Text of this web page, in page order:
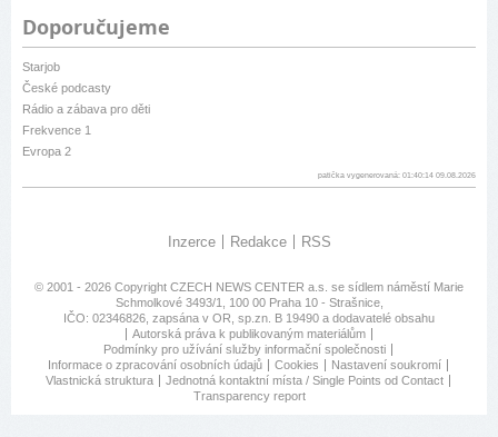
Doporučujeme
Starjob
České podcasty
Rádio a zábava pro děti
Frekvence 1
Evropa 2
patička vygenerovaná: 01:40:14 09.08.2026
Inzerce Redakce RSS
© 2001 - 2026 Copyright CZECH NEWS CENTER a.s. se sídlem náměstí Marie
Schmolkové 3493/1, 100 00 Praha 10 - Strašnice,
IČO: 02346826, zapsána v OR, sp.zn. B 19490 a dodavatelé obsahu
Autorská práva k publikovaným materiálům
Podmínky pro užívání služby informační společnosti
Informace o zpracování osobních údajů
Cookies
Nastavení soukromí
Vlastnická struktura
Jednotná kontaktní místa / Single Points od Contact
Transparency report